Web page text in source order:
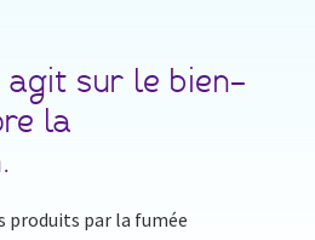
agit sur le bien-
la
produits par la fumée